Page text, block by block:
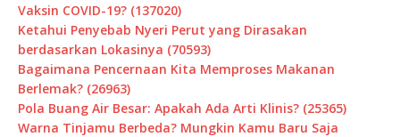
Vaksin COVID-19? (137020)
Ketahui Penyebab Nyeri Perut yang Dirasakan
berdasarkan Lokasinya (70593)
Bagaimana Pencernaan Kita Memproses Makanan
Berlemak? (26963)
Pola Buang Air Besar: Apakah Ada Arti Klinis? (25365)
Warna Tinjamu Berbeda? Mungkin Kamu Baru Saja